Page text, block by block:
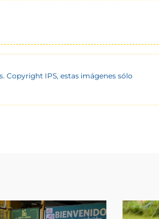
Copyright IPS, estas imágenes sólo